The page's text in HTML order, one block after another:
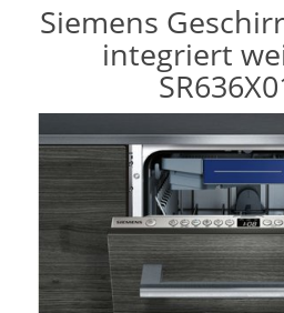
Siemens
integriert